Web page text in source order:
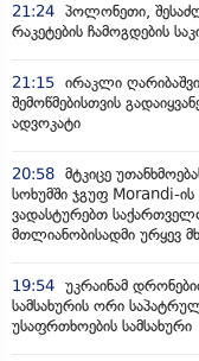
21:24 პოლონეთი,
რაკეტების ჩამოგდების
21:15 ირაკლი
შემოწმებისთვის
ადვოკატი
20:58 მტკიცე
სოხუმში ჯგუფ Morandi-
ვადასტურებთ
მთლიანობისადმი ურყევ
19:54 უკრაინამ
სამსახურის ორი
უსაფრთხოების სამსახური